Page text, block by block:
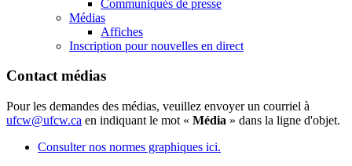
Communiqués de presse
Médias
Affiches
Inscription pour nouvelles en direct
Contact médias
Pour les demandes des médias, veuillez envoyer un courriel à
ufcw@ufcw.ca en indiquant le mot « Média » dans la ligne d'objet.
Consulter nos normes graphiques ici.